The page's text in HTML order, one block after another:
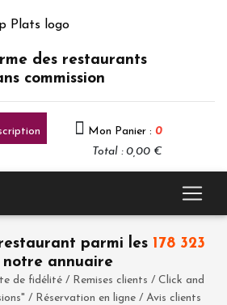
des restaurants
commission
Mon Panier : 0
Total : 0,00 €
parmi les 178 323
notre annuaire
de fidélité / Remises clients / Click and
/ Réservation en ligne / Avis clients